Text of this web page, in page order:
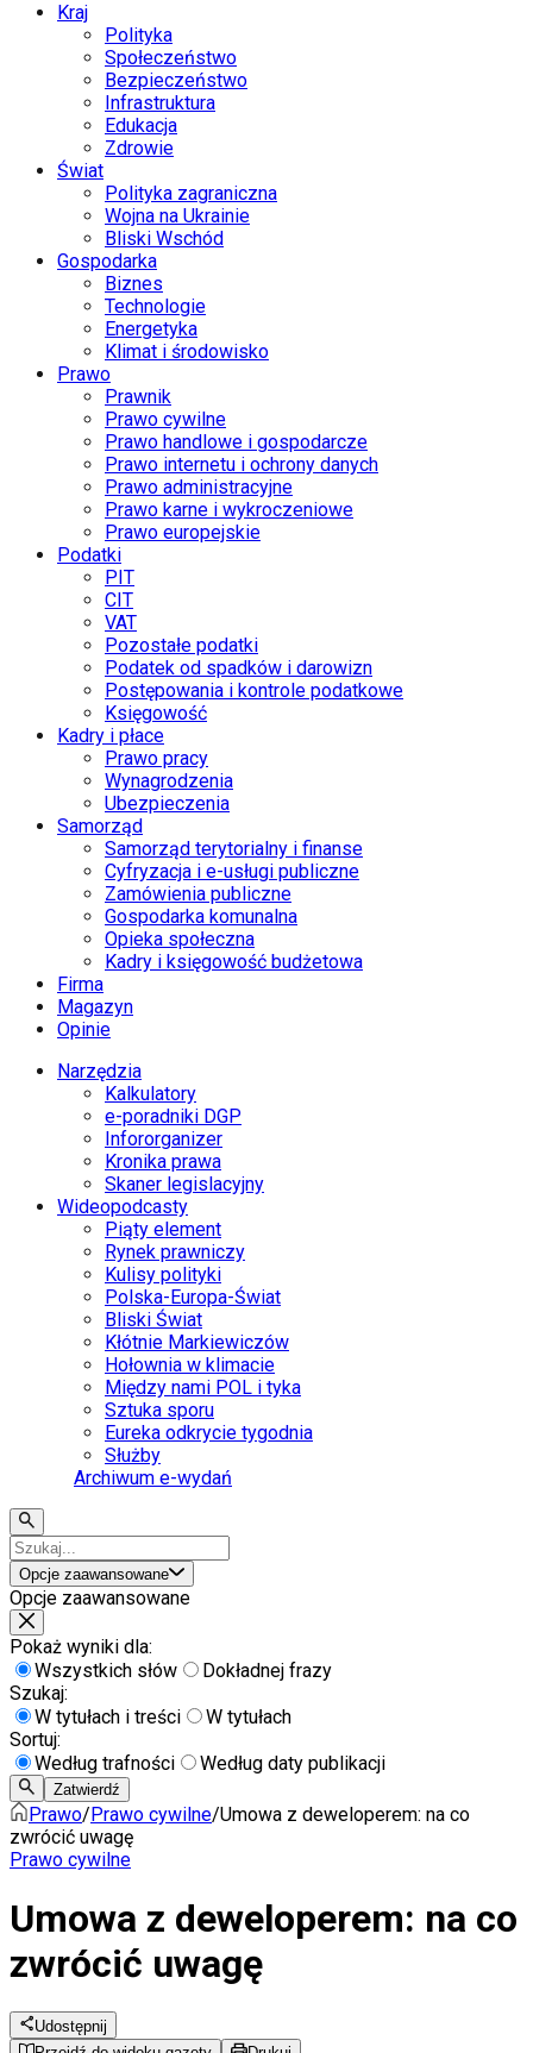
Kraj
Polityka
Społeczeństwo
Bezpieczeństwo
Infrastruktura
Edukacja
Zdrowie
Świat
Polityka zagraniczna
Wojna na Ukrainie
Bliski Wschód
Gospodarka
Biznes
Technologie
Energetyka
Klimat i środowisko
Prawo
Prawnik
Prawo cywilne
Prawo handlowe i gospodarcze
Prawo internetu i ochrony danych
Prawo administracyjne
Prawo karne i wykroczeniowe
Prawo europejskie
Podatki
PIT
CIT
VAT
Pozostałe podatki
Podatek od spadków i darowizn
Postępowania i kontrole podatkowe
Księgowość
Kadry i płace
Prawo pracy
Wynagrodzenia
Ubezpieczenia
Samorząd
Samorząd terytorialny i finanse
Cyfryzacja i e-usługi publiczne
Zamówienia publiczne
Gospodarka komunalna
Opieka społeczna
Kadry i księgowość budżetowa
Firma
Magazyn
Opinie
Narzędzia
Kalkulatory
e-poradniki DGP
Infororganizer
Kronika prawa
Skaner legislacyjny
Wideopodcasty
Piąty element
Rynek prawniczy
Kulisy polityki
Polska-Europa-Świat
Bliski Świat
Kłótnie Markiewiczów
Hołownia w klimacie
Między nami POL i tyka
Sztuka sporu
Eureka odkrycie tygodnia
Służby
Archiwum e-wydań
Opcje zaawansowane
Opcje zaawansowane
Pokaż wyniki dla:
Wszystkich słów
Dokładnej frazy
Szukaj:
W tytułach i treści
W tytułach
Sortuj:
Według trafności
Według daty publikacji
Zatwierdź
Prawo/Prawo cywilne/Umowa z deweloperem: na co
zwrócić uwagę
Prawo cywilne
Umowa z deweloperem: na co
zwrócić uwagę
Udostępnij